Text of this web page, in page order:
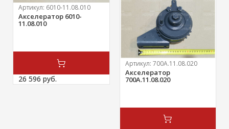
Артикул: 6010-11.08.010
Акселератор 6010-
11.08.010
26 596 руб.
Артикул: 700А.11.08.020
Акселератор
700А.11.08.020